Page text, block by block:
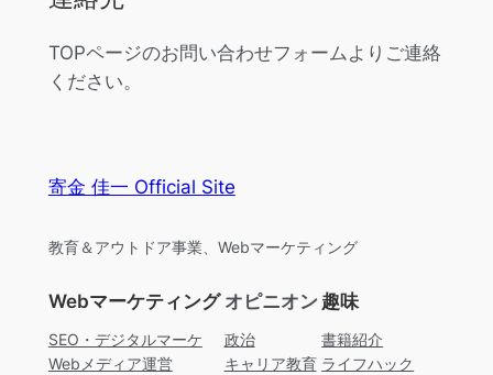
TOPページのお問い合わせフォームよりご連絡
ください。
寄金 佳一 Official Site
教育＆アウトドア事業、Webマーケティング
Webマーケティング
SEO・デジタルマーケ
Webメディア運営
オピニオン
政治
キャリア教育
趣味
書籍紹介
ライフハック